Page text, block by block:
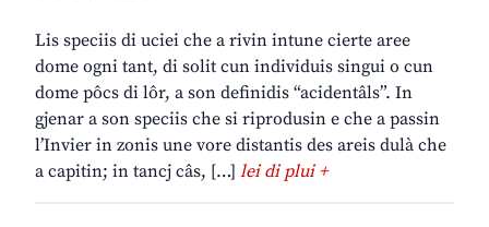
Lis speciis di uciei che a rivin intune cierte aree
dome ogni tant, di solit cun individuis singui o cun
dome pôcs di lôr, a son definidis “acidentâls”. In
gjenar a son speciis che si riprodusin e che a passin
l’Invier in zonis une vore distantis des areis dulà che
a capitin; in tancj câs, […] lei di plui +